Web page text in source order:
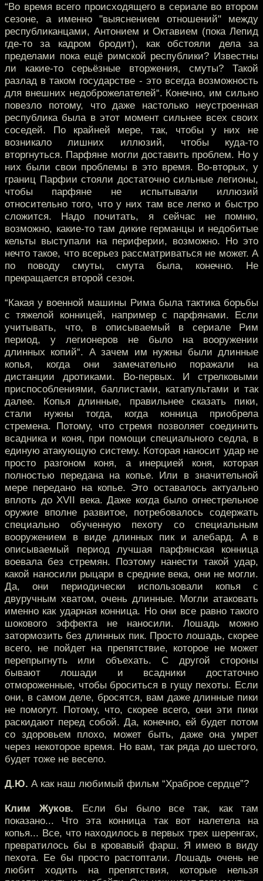
“Во время всего происходящего в сериале во втором
сезоне, а именно "выяснением отношений" между
республиканцами, Антонием и Октавием (пока Лепид
где-то за кадром бродит), как обстояли дела за
пределами пока ещё римской республики? Известны
ли какие-то серьёзные вторжения, смуты? Такой
разлад в таком государстве - это всегда возможность
для внешних недоброжелателей“. Конечно, им сильно
повезло потому, что даже настолько неустроенная
республика была в этот момент сильнее всех своих
соседей. По крайней мере, так, чтобы у них не
возникало лишних иллюзий, чтобы куда-то
вторгнуться. Парфяне могли доставить проблем. Но у
них были свои проблемы в это время. Во-вторых, у
границ Парфии стояли достаточно сильные легионы,
чтобы парфяне не испытывали иллюзий
относительно того, что у них там все легко и быстро
сложится. Надо почитать, я сейчас не помню,
возможно, какие-то там дикие германцы и недобитые
кельты выступали на периферии, возможно. Но это
нечто такое, что всерьез рассматриваться не может. А
по поводу смуты, смута была, конечно. Не
прекращается второй сезон.
“Какая у военной машины Рима была тактика борьбы
с тяжелой конницей, например с парфянами. Если
учитывать, что, в описываемый в сериале Рим
период, у легионеров не было на вооружении
длинных копий“. А зачем им нужны были длинные
копья, когда они замечательно поражали на
дистанции дротиками. Во-первых. И стрелковыми
приспособлениями, баллистами, катапультами и так
далее. Копья длинные, правильнее сказать пики,
стали нужны тогда, когда конница приобрела
стремена. Потому, что стремя позволяет соединить
всадника и коня, при помощи специального седла, в
единую атакующую систему. Которая наносит удар не
просто разгоном коня, а инерцией коня, которая
полностью передана на копье. Или в значительной
мере передано на копье. Это оставалось актуально
вплоть до XVII века. Даже когда было огнестрельное
оружие вполне развитое, потребовалось содержать
специально обученную пехоту со специальным
вооружением в виде длинных пик и алебард. А в
описываемый период лучшая парфянская конница
воевала без стремян. Поэтому нанести такой удар,
какой наносили рыцари в средние века, они не могли.
Да, они периодически использовали копья с
двуручным хватом, очень длинные. Могли атаковать
именно как ударная конница. Но они все равно такого
шокового эффекта не наносили. Лошадь можно
затормозить без длинных пик. Просто лошадь, скорее
всего, не пойдет на препятствие, которое не может
перепрыгнуть или объехать. С другой стороны
бывают лошади и всадники достаточно
отмороженные, чтобы броситься в гущу пехоты. Если
они, в самом деле, бросятся, вам даже длинные пики
не помогут. Потому, что, скорее всего, они эти пики
раскидают перед собой. Да, конечно, ей будет потом
со здоровьем плохо, может быть, даже она умрет
через некоторое время. Но вам, так ряда до шестого,
будет тоже не весело.
Д.Ю. А как наш любимый фильм “Храброе сердце”?
Клим Жуков. Если бы было все так, как там
показано... Что эта конница так вот налетела на
копья... Все, что находилось в первых трех шеренгах,
превратилось бы в кровавый фарш. Я имею в виду
пехота. Ее бы просто растоптали. Лошадь очень не
любит ходить на препятствия, которые нельзя